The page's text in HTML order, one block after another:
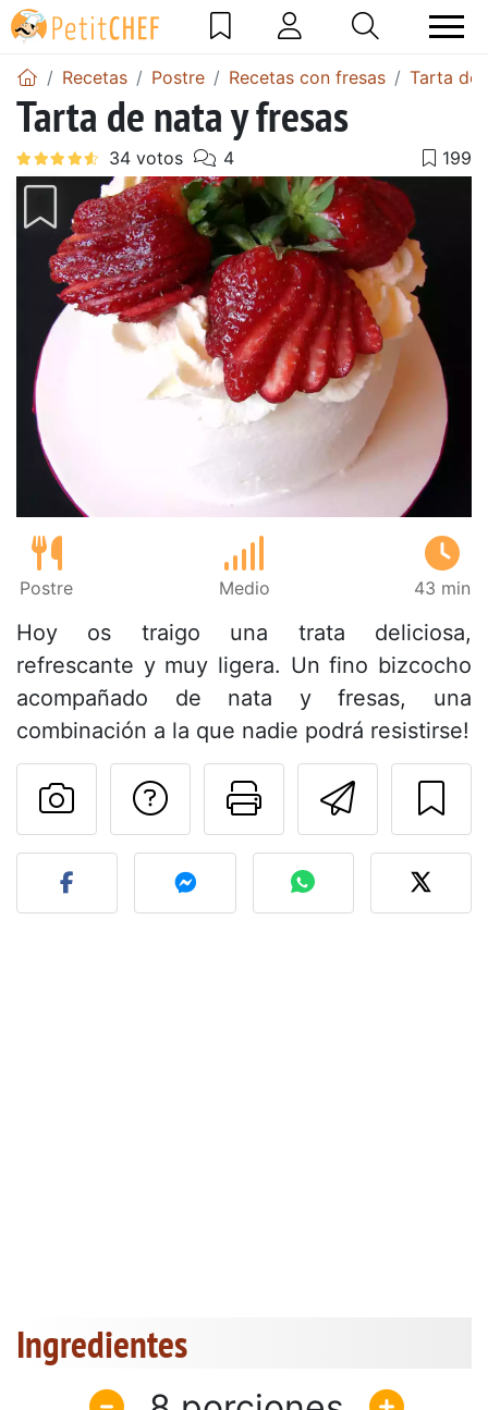
Recetas Postre Recetas con fresas Tarta de
Tarta de nata y fresas
Postre Medio 43 min
Hoy os traigo una trata deliciosa,
refrescante y muy ligera. Un fino bizcocho
acompañado de nata y fresas, una
combinación a la que nadie podrá resistirse!
Imprimir
Preguntar al autor
Publicar la foto de esta
Ingredientes